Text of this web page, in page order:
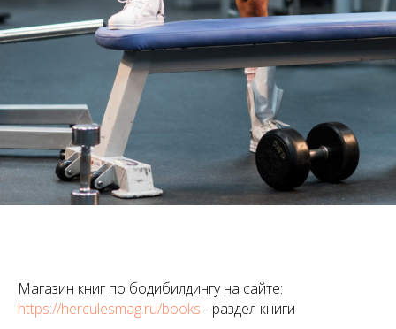
Магазин книг по бодибилдингу на сайте:
https://herculesmag.ru/books - раздел книги